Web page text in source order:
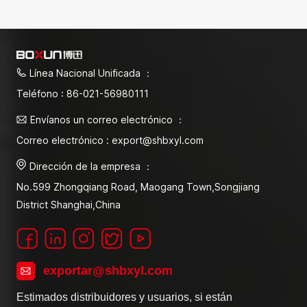
Línea Nacional Unificada ：
Teléfono : 86-021-56980111
Envíanos un correo electrónico ：
Correo electrónico : export@shbxyl.com
Dirección de la empresa ：
No.599 Zhongqiang Road, Maogang Town,Songjiang
District Shanghai,China
exportar@shbxyl.com
Estimados distribuidores y usuarios, si están